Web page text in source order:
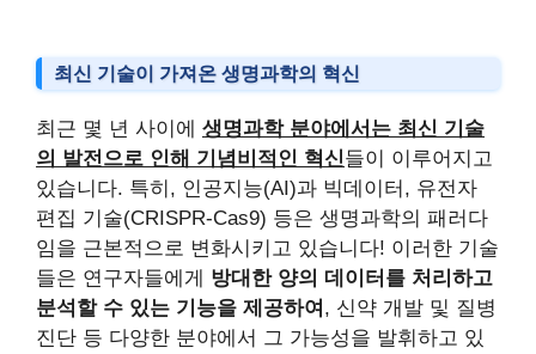
최신 기술이 가져온 생명과학의 혁신
최근 몇 년 사이에 생명과학 분야에서는 최신 기술
의 발전으로 인해 기념비적인 혁신들이 이루어지고
있습니다. 특히, 인공지능(AI)과 빅데이터, 유전자
편집 기술(CRISPR-Cas9) 등은 생명과학의 패러다
임을 근본적으로 변화시키고 있습니다! 이러한 기술
들은 연구자들에게 방대한 양의 데이터를 처리하고
분석할 수 있는 기능을 제공하여 , 신약 개발 및 질병
진단 등 다양한 분야에서 그 가능성을 발휘하고 있